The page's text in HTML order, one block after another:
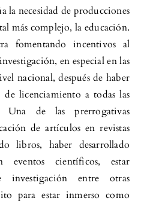
la necesidad de producciones
más complejo, la educación.
fomentando incentivos al
en especial en las
nacional, después de haber
licenciamiento a todas las
Una de las prerrogativas
de artículos en revistas
libros, haber desarrollado
eventos científicos, estar
investigación entre otras
para estar inmerso como